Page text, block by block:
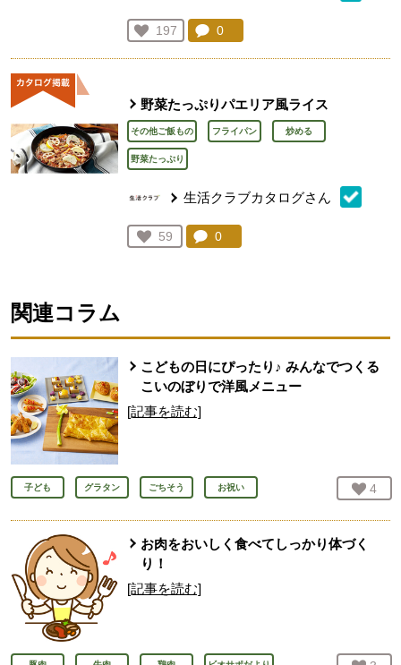
お気に入り登録：
197
人が登録
コメント：
0
野菜たっぷりパエリア風ライス
その他ご飯もの フライパン 炒める
野菜たっぷり
生活クラブカタログさん
お気に入り登録：
59
人が登録
コメント：
0
関連コラム
こどもの日にぴったり♪ みんなでつくる
こいのぼりで洋風メニュー
[記事を読む]
子ども グラタン ごちそう お祝い お気
4
お肉をおいしく食べてしっかり体づく
り！
[記事を読む]